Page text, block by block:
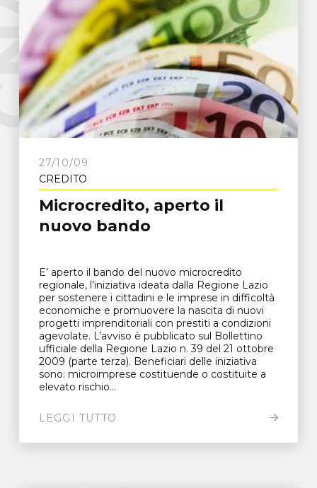
27/10/09
CREDITO
Microcredito, aperto il
nuovo bando
E’ aperto il bando del nuovo microcredito
regionale, l’iniziativa ideata dalla Regione Lazio
per sostenere i cittadini e le imprese in difficoltà
economiche e promuovere la nascita di nuovi
progetti imprenditoriali con prestiti a condizioni
agevolate. L’avviso è pubblicato sul Bollettino
ufficiale della Regione Lazio n. 39 del 21 ottobre
2009 (parte terza). Beneficiari delle iniziativa
sono: microimprese costituende o costituite a
elevato rischio...
LEGGI TUTTO